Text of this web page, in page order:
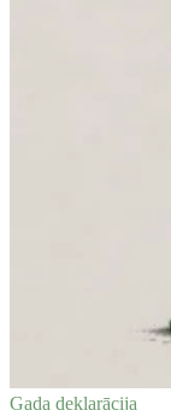
Gada deklarācija